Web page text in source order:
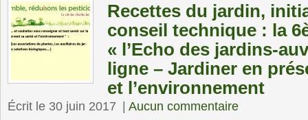
Recettes du jardin,
conseil technique : la
« l’Echo des jardins-
ligne – Jardiner en
et l’environnement
Écrit le 30 juin 2017 Aucun commentaire